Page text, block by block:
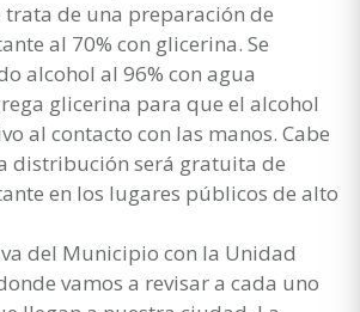
trata de una preparación de
al 70% con glicerina. Se
alcohol al 96% con agua
glicerina para que el alcohol
al contacto con las manos. Cabe
distribución será gratuita de
en los lugares públicos de alto
del Municipio con la Unidad
vamos a revisar a cada uno